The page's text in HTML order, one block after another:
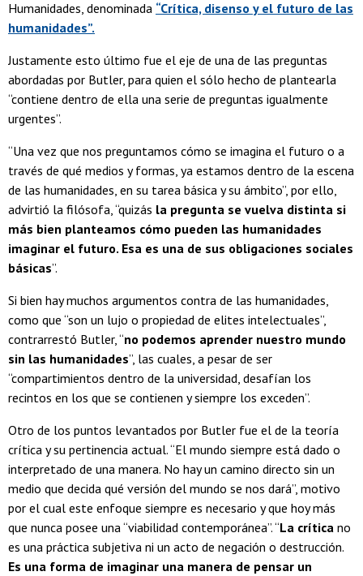
Humanidades, denominada “Crítica, disenso y el futuro de las
humanidades”.
Justamente esto último fue el eje de una de las preguntas
abordadas por Butler, para quien el sólo hecho de plantearla
“contiene dentro de ella una serie de preguntas igualmente
urgentes”.
“Una vez que nos preguntamos cómo se imagina el futuro o a
través de qué medios y formas, ya estamos dentro de la escena
de las humanidades, en su tarea básica y su ámbito”, por ello,
advirtió la filósofa, “quizás la pregunta se vuelva distinta si
más bien planteamos cómo pueden las humanidades
imaginar el futuro. Esa es una de sus obligaciones sociales
básicas”.
Si bien hay muchos argumentos contra de las humanidades,
como que “son un lujo o propiedad de elites intelectuales”,
contrarrestó Butler, “no podemos aprender nuestro mundo
sin las humanidades”, las cuales, a pesar de ser
“compartimientos dentro de la universidad, desafían los
recintos en los que se contienen y siempre los exceden”.
Otro de los puntos levantados por Butler fue el de la teoría
crítica y su pertinencia actual. “El mundo siempre está dado o
interpretado de una manera. No hay un camino directo sin un
medio que decida qué versión del mundo se nos dará”, motivo
por el cual este enfoque siempre es necesario y que hoy más
que nunca posee una “viabilidad contemporánea”. “La crítica no
es una práctica subjetiva ni un acto de negación o destrucción.
Es una forma de imaginar una manera de pensar un